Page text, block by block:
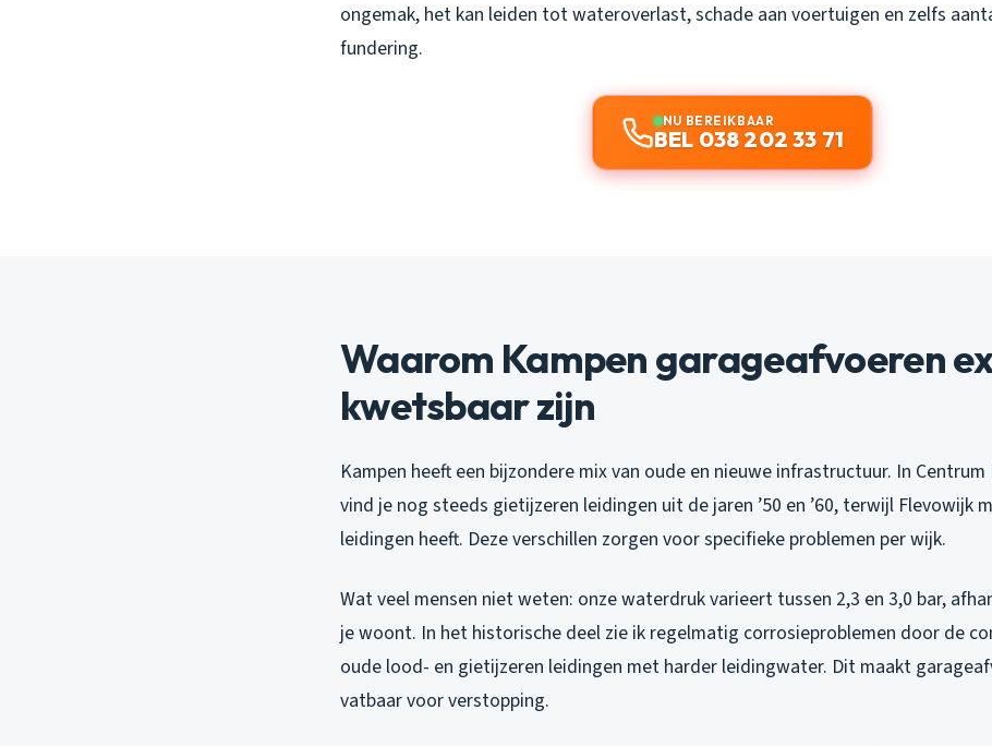
ongemak, het kan leiden tot wateroverlast, schade aan voertuigen en zelfs
fundering.
NU BEREIKBAAR
BEL 038 202 33 71
Waarom Kampen garageafvoeren
kwetsbaar zijn
Kampen heeft een bijzondere mix van oude en nieuwe infrastructuur. In
vind je nog steeds gietijzeren leidingen uit de jaren ’50 en ’60, terwijl Flevowijk
leidingen heeft. Deze verschillen zorgen voor specifieke problemen per wijk.
Wat veel mensen niet weten: onze waterdruk varieert tussen 2,3 en 3,0 bar,
je woont. In het historische deel zie ik regelmatig corrosieproblemen door de
oude lood- en gietijzeren leidingen met harder leidingwater. Dit maakt
vatbaar voor verstopping.